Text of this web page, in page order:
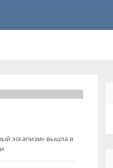
эскапизм» вышла в